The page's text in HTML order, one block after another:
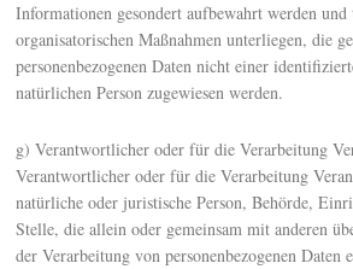
Informationen gesondert aufbewahrt werden und
organisatorischen Maßnahmen unterliegen, die
personenbezogenen Daten nicht einer
natürlichen Person zugewiesen werden.
g) Verantwortlicher oder für die Verarbeitung
Verantwortlicher oder für die Verarbeitung
natürliche oder juristische Person, Behörde,
Stelle, die allein oder gemeinsam mit anderen
der Verarbeitung von personenbezogenen Daten